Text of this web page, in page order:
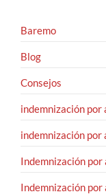
Baremo
Blog
Consejos
indemnización por
indemnización
Indemnización
Indemnización